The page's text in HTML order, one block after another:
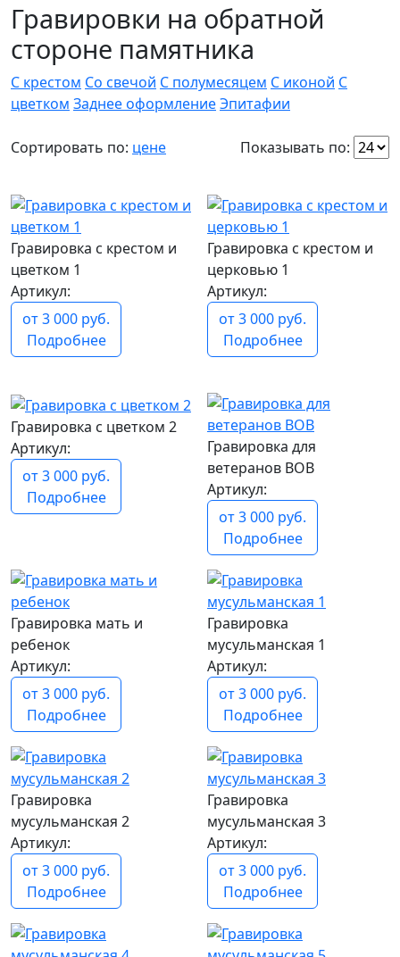
Гравировки на обратной
стороне памятника
С крестом Со свечой С полумесяцем С иконой С
цветком Заднее оформлениеЭпитафии
Сортировать по: цене Показывать по:
Гравировка с крестом и
цветком 1
Артикул:
от 3 000 руб.
Подробнее
Гравировка с крестом и
церковью 1
Артикул:
от 3 000 руб.
Подробнее
Гравировка с цветком 2
Артикул:
от 3 000 руб.
Подробнее
Гравировка для
ветеранов ВОВ
Артикул:
от 3 000 руб.
Подробнее
Гравировка мать и
ребенок
Артикул:
от 3 000 руб.
Подробнее
Гравировка
мусульманская 1
Артикул:
от 3 000 руб.
Подробнее
Гравировка
мусульманская 2
Артикул:
от 3 000 руб.
Подробнее
Гравировка
мусульманская 3
Артикул:
от 3 000 руб.
Подробнее